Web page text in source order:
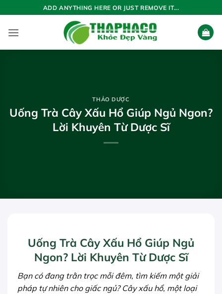
qua
nội
ADD ANYTHING HERE OR JUST REMOVE IT...
THẢO DƯỢC
Uống Trà Cây Xấu Hổ Giúp Ngủ Ngon?
Lời Khuyên Từ Dược Sĩ
Uống Trà Cây Xấu Hổ Giúp Ngủ
Ngon? Lời Khuyên Từ Dược Sĩ
Bạn có đang trằn trọc mỗi đêm, tìm kiếm một giải
pháp tự nhiên cho giấc ngủ? Cây xấu hổ, một loại